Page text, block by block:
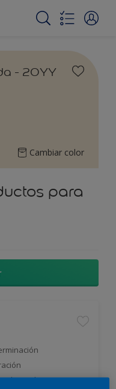
- 20YY
Cambiar color
para